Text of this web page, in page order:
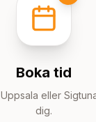
Boka tid
eller
dig.